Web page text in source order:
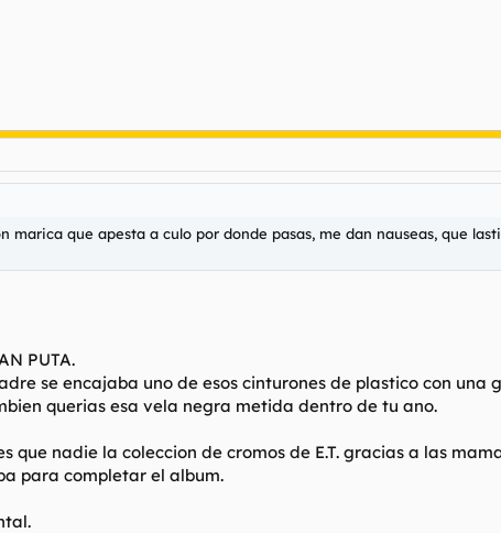
marica que apesta a culo por donde pasas, me dan nauseas, que
PUTA.
se encajaba uno de esos cinturones de plastico con
querias esa vela negra metida dentro de tu ano.
nadie la coleccion de cromos de E.T. gracias a las
para completar el album.